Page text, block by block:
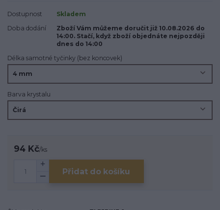
Dostupnost
Skladem
Doba dodání
Zboží Vám můžeme doručit již 10.08.2026 do
14:00. Stačí, když zboží objednáte nejpozději
dnes do 14:00
Délka samotné tyčinky (bez koncovek)
Barva krystalu
94 Kč/ks
Přidat do košíku